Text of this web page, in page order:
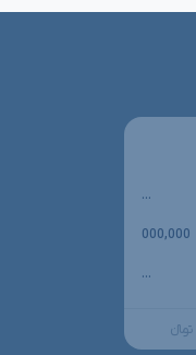
...
000,000
...
تومانءءء